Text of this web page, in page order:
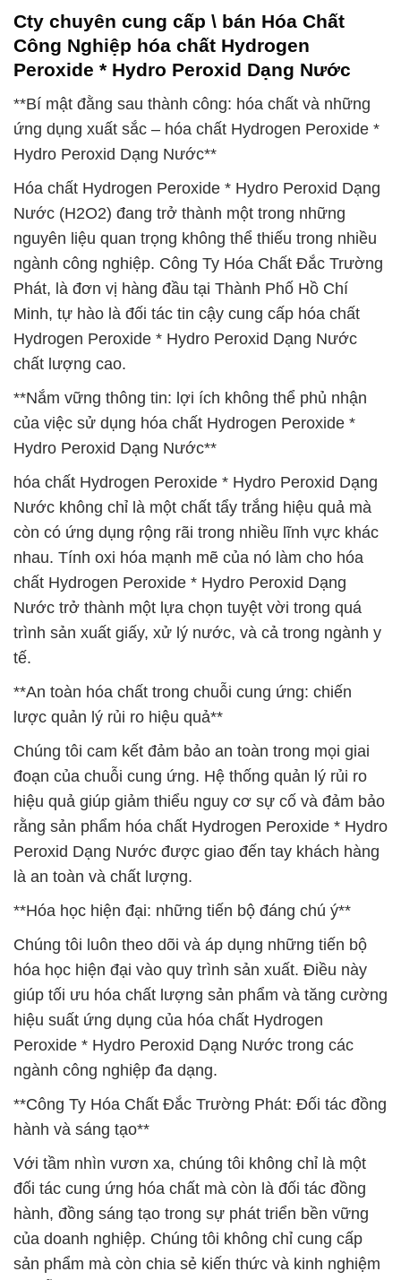
Cty chuyên cung cấp \ bán Hóa Chất
Công Nghiệp hóa chất Hydrogen
Peroxide * Hydro Peroxid Dạng Nước
**Bí mật đằng sau thành công: hóa chất và những
ứng dụng xuất sắc – hóa chất Hydrogen Peroxide *
Hydro Peroxid Dạng Nước**
Hóa chất Hydrogen Peroxide * Hydro Peroxid Dạng
Nước (H2O2) đang trở thành một trong những
nguyên liệu quan trọng không thể thiếu trong nhiều
ngành công nghiệp. Công Ty Hóa Chất Đắc Trường
Phát, là đơn vị hàng đầu tại Thành Phố Hồ Chí
Minh, tự hào là đối tác tin cậy cung cấp hóa chất
Hydrogen Peroxide * Hydro Peroxid Dạng Nước
chất lượng cao.
**Nắm vững thông tin: lợi ích không thể phủ nhận
của việc sử dụng hóa chất Hydrogen Peroxide *
Hydro Peroxid Dạng Nước**
hóa chất Hydrogen Peroxide * Hydro Peroxid Dạng
Nước không chỉ là một chất tẩy trắng hiệu quả mà
còn có ứng dụng rộng rãi trong nhiều lĩnh vực khác
nhau. Tính oxi hóa mạnh mẽ của nó làm cho hóa
chất Hydrogen Peroxide * Hydro Peroxid Dạng
Nước trở thành một lựa chọn tuyệt vời trong quá
trình sản xuất giấy, xử lý nước, và cả trong ngành y
tế.
**An toàn hóa chất trong chuỗi cung ứng: chiến
lược quản lý rủi ro hiệu quả**
Chúng tôi cam kết đảm bảo an toàn trong mọi giai
đoạn của chuỗi cung ứng. Hệ thống quản lý rủi ro
hiệu quả giúp giảm thiểu nguy cơ sự cố và đảm bảo
rằng sản phẩm hóa chất Hydrogen Peroxide * Hydro
Peroxid Dạng Nước được giao đến tay khách hàng
là an toàn và chất lượng.
**Hóa học hiện đại: những tiến bộ đáng chú ý**
Chúng tôi luôn theo dõi và áp dụng những tiến bộ
hóa học hiện đại vào quy trình sản xuất. Điều này
giúp tối ưu hóa chất lượng sản phẩm và tăng cường
hiệu suất ứng dụng của hóa chất Hydrogen
Peroxide * Hydro Peroxid Dạng Nước trong các
ngành công nghiệp đa dạng.
**Công Ty Hóa Chất Đắc Trường Phát: Đối tác đồng
hành và sáng tạo**
Với tầm nhìn vươn xa, chúng tôi không chỉ là một
đối tác cung ứng hóa chất mà còn là đối tác đồng
hành, đồng sáng tạo trong sự phát triển bền vững
của doanh nghiệp. Chúng tôi không chỉ cung cấp
sản phẩm mà còn chia sẻ kiến thức và kinh nghiệm